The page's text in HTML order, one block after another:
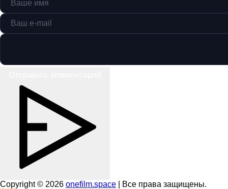
Copyright © 2026 onefilm.space | Все права защищены.